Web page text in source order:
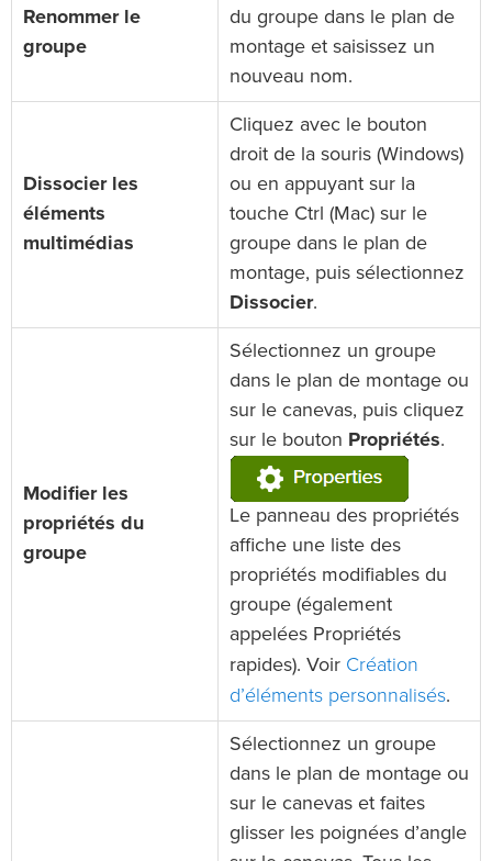
Renommer le
groupe
du groupe dans le plan de
montage et saisissez un
nouveau nom.
Dissocier les
éléments
multimédias
Cliquez avec le bouton
droit de la souris (Windows)
ou en appuyant sur la
touche Ctrl (Mac) sur le
groupe dans le plan de
montage, puis sélectionnez
Dissocier.
Modifier les
propriétés du
groupe
Sélectionnez un groupe
dans le plan de montage ou
sur le canevas, puis cliquez
sur le bouton Propriétés.
Le panneau des propriétés
affiche une liste des
propriétés modifiables du
groupe (également
appelées Propriétés
rapides). Voir Création
d’éléments personnalisés.
Sélectionnez un groupe
dans le plan de montage ou
sur le canevas et faites
glisser les poignées d’angle